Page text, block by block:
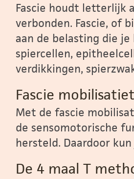
Fascie houdt letterlijk
verbonden. Fascie, of
aan de belasting die
spiercellen,
verdikkingen,
Fascie
Met de fascie
de sensomotorische
hersteld. Daardoor
De 4 maal T